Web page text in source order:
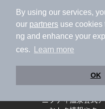
By using our services,
our partners use cookies
ng and enhance your
ces.
Learn more
OK
年間温泉ランキング
月間温泉ランキング
ニフティ温泉公式